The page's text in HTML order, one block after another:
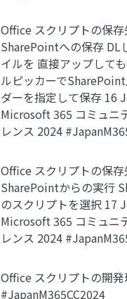
Office スクリプトの保存
SharePointへの保存 DL
イルを 直接アップして
ルピッカーで
ダーを指定して保存 16
Microsoft 365 コミュニ
レンス 2024
Office スクリプトの保存
SharePointからの実行
のスクリプトを選択 17
Microsoft 365 コミュニ
レンス 2024
Office スクリプトの開
#JapanM365CC2024